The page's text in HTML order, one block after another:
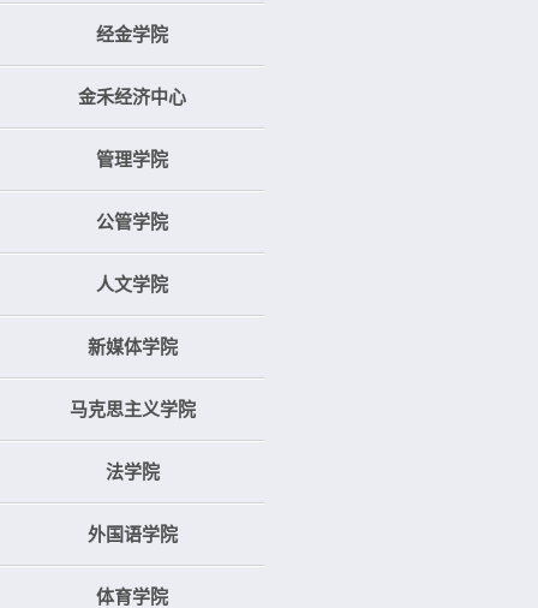
经金学院
金禾经济中心
管理学院
公管学院
人文学院
新媒体学院
马克思主义学院
法学院
外国语学院
体育学院